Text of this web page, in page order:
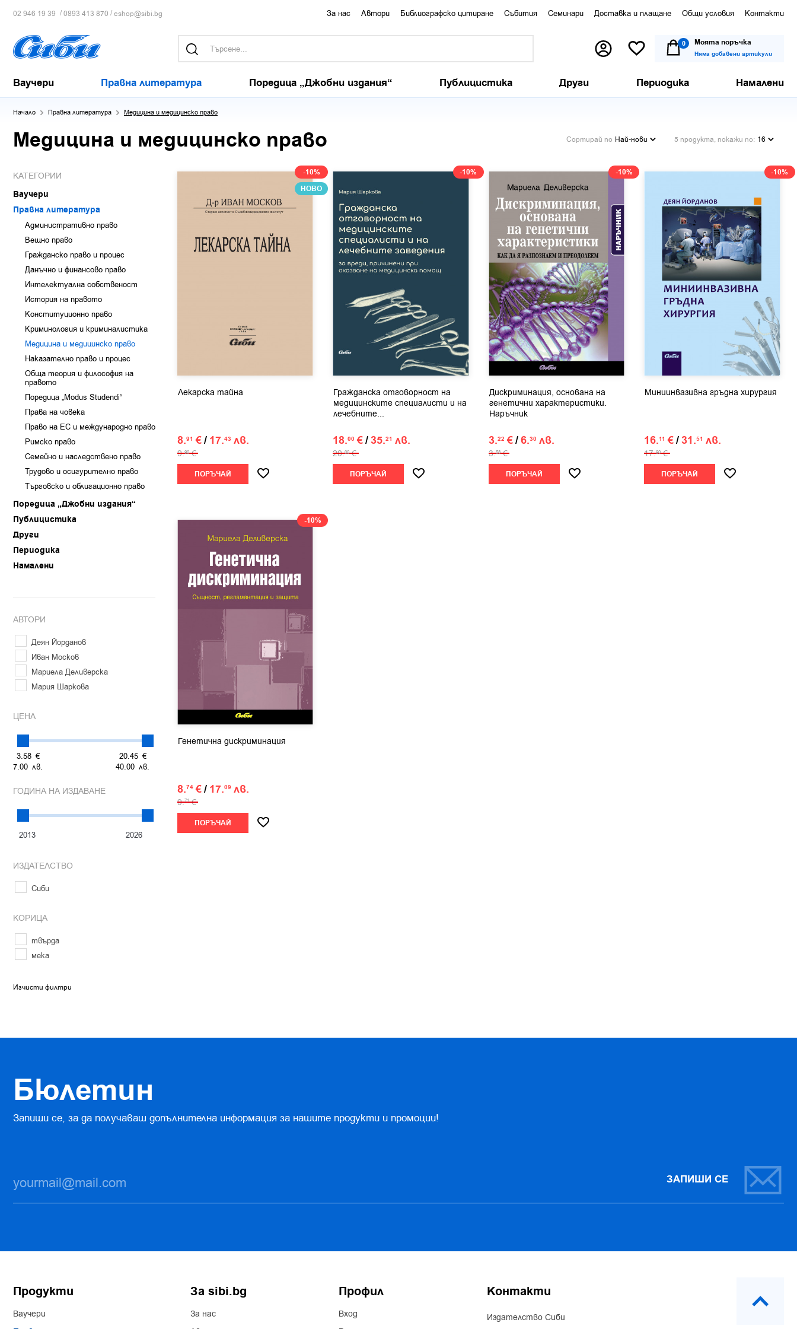
02 946 19 39 /0893 413 870 /eshop@sibi.bg За нас Автори Библиографско цитиране Събития Семинари Доставка и плащане Общи условия Контакти
0 Моята поръчка
Няма добавени артикули
Ваучери Правна литература Поредица „Джобни издания“ Публицистика Други Периодика Намалени
Начало Правна литература Медицина и медицинско право
Медицина и медицинско право
КАТЕГОРИИ
Ваучери
Правна литература
Административно право
Вещно право
Гражданско право и процес
Данъчно и финансово право
Интелектуална собственост
История на правото
Конституционно право
Криминология и криминалистика
Медицина и медицинско право
Наказателно право и процес
Обща теория и философия на
правото
Поредица „Modus Studendi“
Права на човека
Право на ЕС и международно право
Римско право
Семейно и наследствено право
Трудово и осигурително право
Търговско и облигационно право
Поредица „Джобни издания“
Публицистика
Други
Периодика
Намалени
АВТОРИ
Деян Йорданов
Иван Москов
Мариела Деливерска
Мария Шаркова
ЦЕНА
3.58 €
7.00 лв.
20.45 €
40.00 лв.
ГОДИНА НА ИЗДАВАНЕ
ИЗДАТЕЛСТВО
Сиби
КОРИЦА
твърда
мека
Изчисти филтри
Сортирай по Най-нови 5 продукта, покажи по: 16
-10%
НОВО
Лекарска тайна
8.91 €/ 17.43 лв.
9.90 €
ПОРЪЧАЙ
-10%
Гражданска отговорност на
медицинските специалисти и на
лечебните...
18.00 €/35.21 лв.
20.00 €
ПОРЪЧАЙ
-10%
Дискриминация, основана на
генетични характеристики.
Наръчник
3.22 €/6.30 лв.
3.58 €
ПОРЪЧАЙ
-10%
Миниинвазивна гръдна хирургия
16.11 €/31.51 лв.
17.90 €
ПОРЪЧАЙ
-10%
Генетична дискриминация
8.74 €/ 17.09 лв.
9.71 €
ПОРЪЧАЙ
Бюлетин
Запиши се, за да получаваш допълнителна информация за нашите продукти и промоции!
ЗАПИШИ СЕ
Продукти
Ваучери
За sibi.bg
За нас
Профил
Вход
Контакти
Издателство Сиби